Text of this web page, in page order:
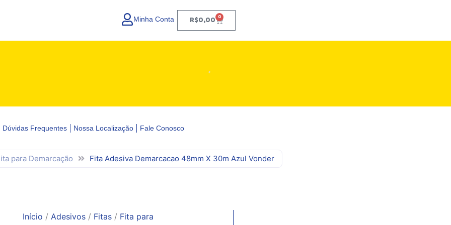
Minha Conta R$0,00 0
Carrinho
Dúvidas Frequentes Nossa Localização Fale Conosco
para Demarcação Fita Adesiva Demarcacao 48mm X 30m Azul Vonder
Início / Adesivos/ Fitas/ Fita para